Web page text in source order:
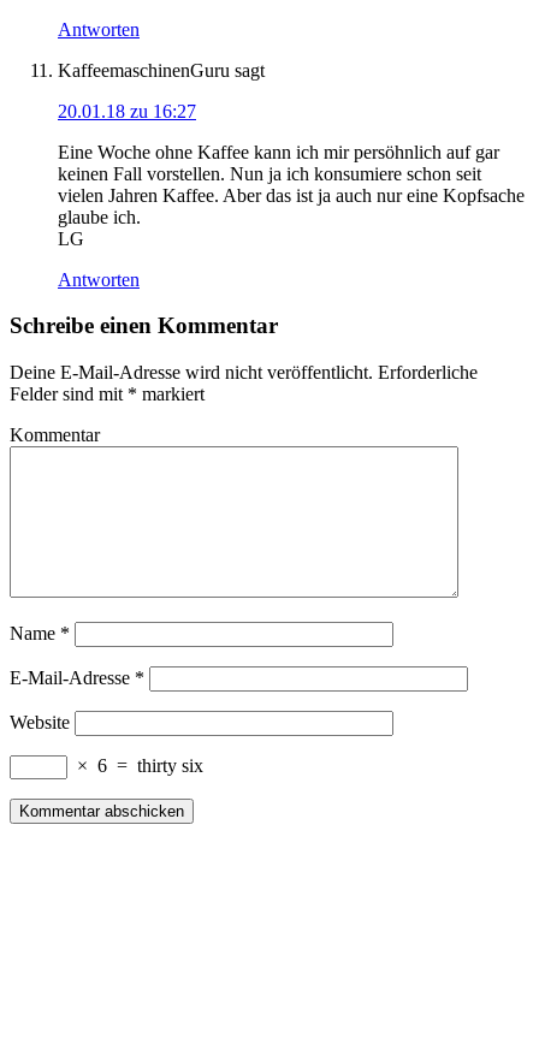
Antworten
KaffeemaschinenGuru sagt
20.01.18 zu 16:27
Eine Woche ohne Kaffee kann ich mir persöhnlich auf gar
keinen Fall vorstellen. Nun ja ich konsumiere schon seit
vielen Jahren Kaffee. Aber das ist ja auch nur eine Kopfsache
glaube ich.
LG
Antworten
Schreibe einen Kommentar
Deine E-Mail-Adresse wird nicht veröffentlicht. Erforderliche
Felder sind mit * markiert
Kommentar
Name *
E-Mail-Adresse *
Website
× 6 = thirty six